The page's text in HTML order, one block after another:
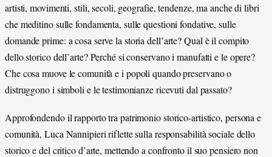
artisti, movimenti, stili, secoli, geografie, tendenze, ma anche di libri
che meditino sulle fondamenta, sulle questioni fondative, sulle
domande prime: a cosa serve la storia dell’arte? Qual è il compito
dello storico dell’arte? Perché si conservano i manufatti e le opere?
Che cosa muove le comunità e i popoli quando preservano o
distruggono i simboli e le testimonianze ricevuti dal passato?
Approfondendo il rapporto tra patrimonio storico-artistico, persona e
comunità, Luca Nannipieri riflette sulla responsabilità sociale dello
storico e del critico d’arte, mettendo a confronto il suo pensiero non